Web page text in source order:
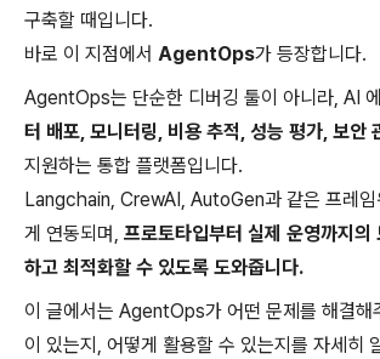
구축할 때입니다.
바로 이 지점에서 AgentOps가 등장합니다.
AgentOps는 단순한 디버깅 툴이 아니라, AI
터 배포, 모니터링, 비용 추적, 성능 평가, 보안
지원하는 통합 플랫폼입니다.
Langchain, CrewAI, AutoGen과 같은 프레임
게 연동되며, 프로토타입부터 실제 운영까지의
하고 최적화할 수 있도록 도와줍니다.
이 글에서는 AgentOps가 어떤 문제를 해결해
이 있는지, 어떻게 활용할 수 있는지를 자세히